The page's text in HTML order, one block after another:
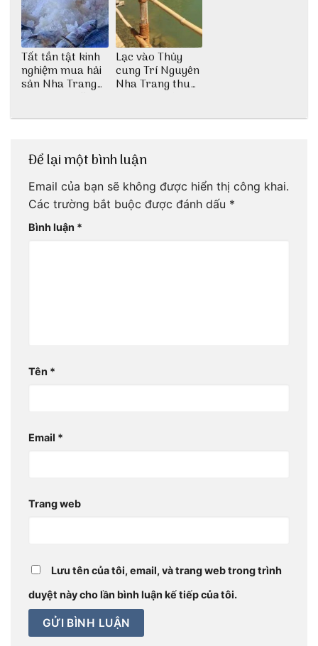
Tất tần tật kinh
nghiệm mua hải
sản Nha Trang
không lo chặt
Lạc vào Thủy
cung Trí Nguyên
Nha Trang thu
Để lại một bình luận
Email của bạn sẽ không được hiển thị công khai.
Các trường bắt buộc được đánh dấu *
Bình luận *
Tên *
Email *
Trang web
Lưu tên của tôi, email, và trang web trong trình
duyệt này cho lần bình luận kế tiếp của tôi.